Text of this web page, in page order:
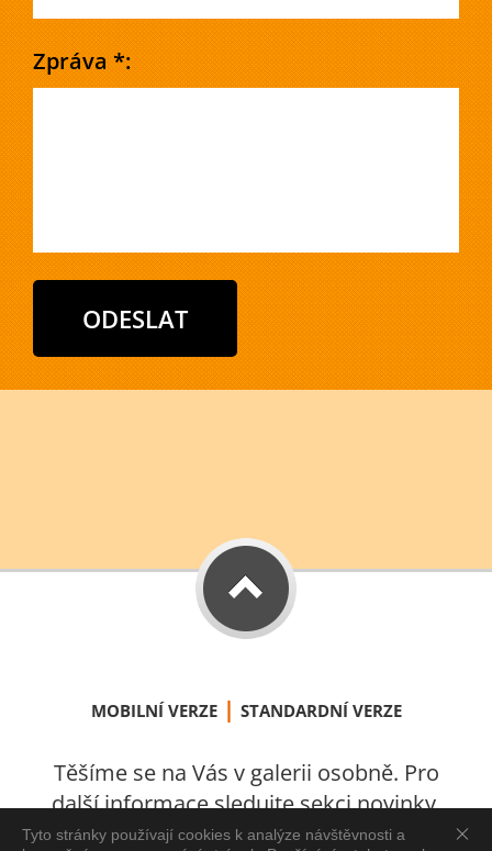
Zpráva *:
Tyto stránky používají cookies k analýze návštěvnosti a
MOBILNÍ VERZE | STANDARDNÍ VERZE
Těšíme se na Vás v galerii osobně. Pro
další informace sledujte sekci novinky.
S láskou vytvořeno v Úštěku 2021.